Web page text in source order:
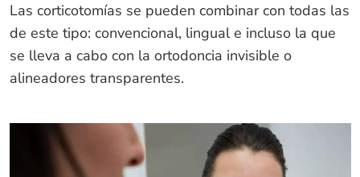
Las corticotomías se pueden combinar con todas las
de este tipo: convencional, lingual e incluso la que
se lleva a cabo con la ortodoncia invisible o
alineadores transparentes.